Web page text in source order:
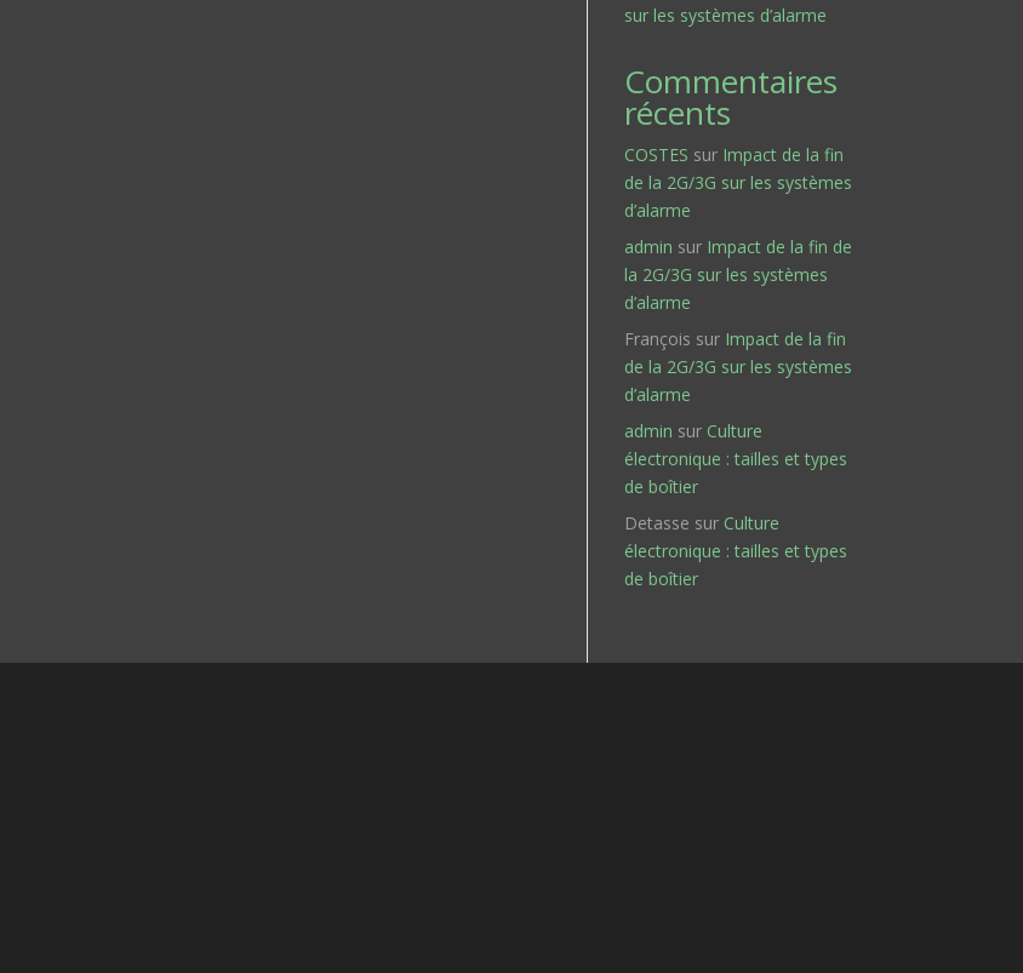
sur les systèmes d’alarme
Commentaires
récents
COSTES sur Impact de la fin
de la 2G/3G sur les systèmes
d’alarme
admin sur Impact de la fin de
la 2G/3G sur les systèmes
d’alarme
François sur Impact de la fin
de la 2G/3G sur les systèmes
d’alarme
admin sur Culture
électronique : tailles et types
de boîtier
Detasse sur Culture
électronique : tailles et types
de boîtier